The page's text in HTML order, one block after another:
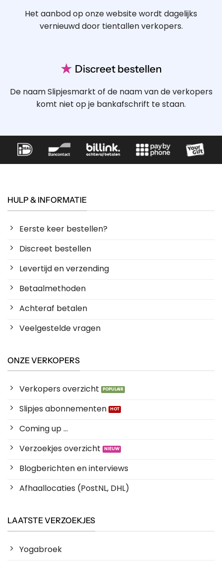
Het aanbod op onze website wordt dagelijks
vernieuwd door tientallen verkopers.
★ Discreet bestellen
De naam Slipjesmarkt of de naam van de verkopers
komt niet op je bankafschrift te staan.
HULP & INFORMATIE
Eerste keer bestellen?
Discreet bestellen
Levertijd en verzending
Betaalmethoden
Achteraf betalen
Veelgestelde vragen
ONZE VERKOPERS
Verkopers overzicht
Slipjes abonnementen
Coming up ...
Verzoekjes overzicht
Blogberichten en interviews
Afhaallocaties (PostNL, DHL)
LAATSTE VERZOEKJES
Yogabroek